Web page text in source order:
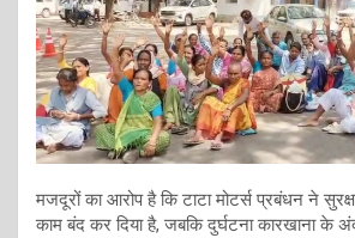
मजदूरों का आरोप है कि टाटा मोटर्स प्रबंधन ने
काम बंद कर दिया है, जबकि दुर्घटना कारखाना के